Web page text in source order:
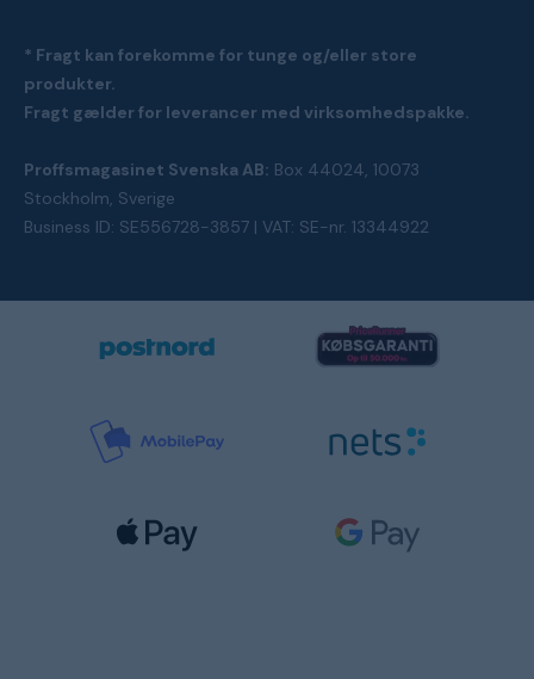
* Fragt kan forekomme for tunge og/eller store
produkter.
Fragt gælder for leverancer med virksomhedspakke.
Proffsmagasinet Svenska AB: Box 44024, 10073
Stockholm, Sverige
Business ID: SE556728-3857 | VAT: SE-nr. 13344922